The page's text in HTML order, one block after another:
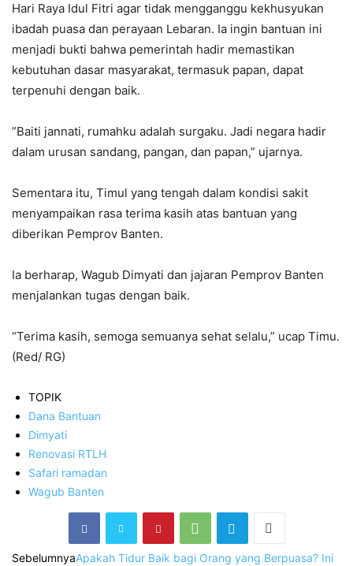
Hari Raya Idul Fitri agar tidak mengganggu kekhusyukan
ibadah puasa dan perayaan Lebaran. Ia ingin bantuan ini
menjadi bukti bahwa pemerintah hadir memastikan
kebutuhan dasar masyarakat, termasuk papan, dapat
terpenuhi dengan baik.
‎”Baiti jannati, rumahku adalah surgaku. Jadi negara hadir
dalam urusan sandang, pangan, dan papan,” ujarnya.
‎Sementara itu, Timul yang tengah dalam kondisi sakit
menyampaikan rasa terima kasih atas bantuan yang
diberikan Pemprov Banten.
Ia berharap, Wagub Dimyati dan jajaran Pemprov Banten
menjalankan tugas dengan baik.
“Terima kasih, semoga semuanya sehat selalu,” ucap Timu.
(Red/ RG)
TOPIK
Dana Bantuan
Dimyati
Renovasi RTLH
Safari ramadan
Wagub Banten
SebelumnyaApakah Tidur Baik bagi Orang yang Berpuasa? Ini